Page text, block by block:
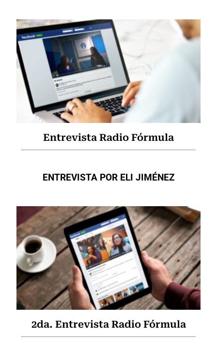
Entrevista Radio Fórmula
ENTREVISTA POR ELI JIMÉNEZ
2da. Entrevista Radio Fórmula